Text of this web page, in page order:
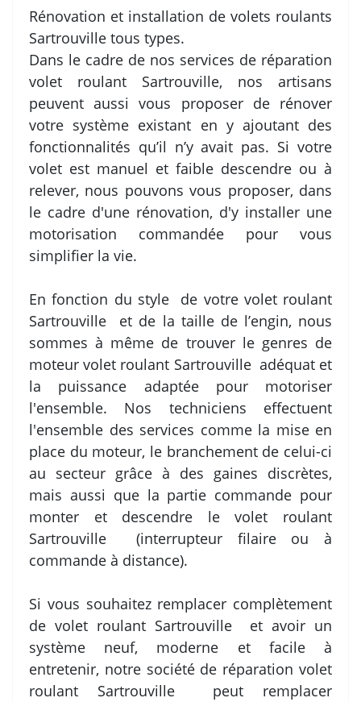
Rénovation et installation de volets roulants
Sartrouville tous types.
Dans le cadre de nos services de réparation
volet roulant Sartrouville, nos artisans
peuvent aussi vous proposer de rénover
votre système existant en y ajoutant des
fonctionnalités qu’il n’y avait pas. Si votre
volet est manuel et faible descendre ou à
relever, nous pouvons vous proposer, dans
le cadre d'une rénovation, d'y installer une
motorisation commandée pour vous
simplifier la vie.
En fonction du style de votre volet roulant
Sartrouville et de la taille de l’engin, nous
sommes à même de trouver le genres de
moteur volet roulant Sartrouville adéquat et
la puissance adaptée pour motoriser
l'ensemble. Nos techniciens effectuent
l'ensemble des services comme la mise en
place du moteur, le branchement de celui-ci
au secteur grâce à des gaines discrètes,
mais aussi que la partie commande pour
monter et descendre le volet roulant
Sartrouville (interrupteur filaire ou à
commande à distance).
Si vous souhaitez remplacer complètement
de volet roulant Sartrouville et avoir un
système neuf, moderne et facile à
entretenir, notre société de réparation volet
roulant Sartrouville peut remplacer